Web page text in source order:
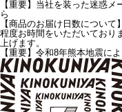
【重要】当社を装った迷惑
ら
【商品のお届け日数につい
程度お時間をいただいており
上げます。
【重要】令和8年熊本地震に